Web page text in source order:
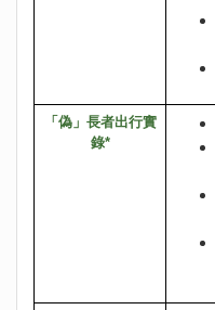
「偽」長者出行實
錄*